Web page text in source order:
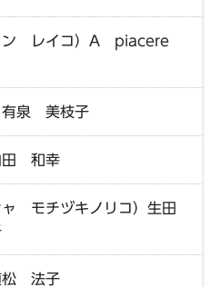
ン レイコ）A piacere
有泉 美枝子
田 和幸
ャ モチヅキノリコ）生田
松 法子